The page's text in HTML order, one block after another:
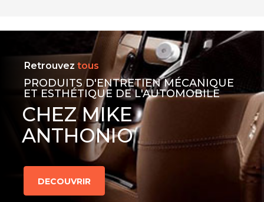
Retrouvez tous
PRODUITS D'ENTRETIEN MÉCANIQUE
ET ESTHÉTIQUE DE L'AUTOMOBILE
CHEZ MIKE
ANTHONIO
DECOUVRIR